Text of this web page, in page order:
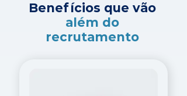
Benefícios que vão
além do
recrutamento